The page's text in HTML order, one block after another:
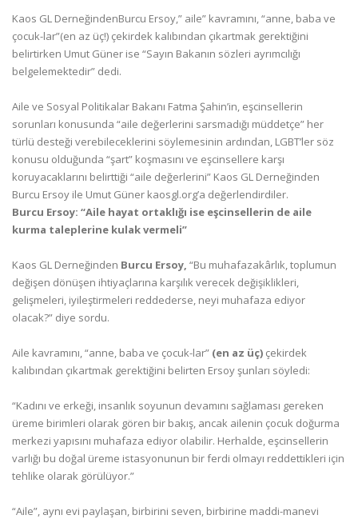
Kaos GL DerneğindenBurcu Ersoy,” aile” kavramını, “anne, baba ve
çocuk-lar”(en az üç!) çekirdek kalıbından çıkartmak gerektiğini
belirtirken Umut Güner ise “Sayın Bakanın sözleri ayrımcılığı
belgelemektedir” dedi.
Aile ve Sosyal Politikalar Bakanı Fatma Şahin’in, eşcinsellerin
sorunları konusunda “aile değerlerini sarsmadığı müddetçe” her
türlü desteği verebileceklerini söylemesinin ardından, LGBT’ler söz
konusu olduğunda “şart” koşmasını ve eşcinsellere karşı
koruyacaklarını belirttiği “aile değerlerini” Kaos GL Derneğinden
Burcu Ersoy ile Umut Güner kaosgl.org’a değerlendirdiler.
Burcu Ersoy: “Aile hayat ortaklığı ise eşcinsellerin de aile
kurma taleplerine kulak vermeli”
Kaos GL Derneğinden Burcu Ersoy, “Bu muhafazakârlık, toplumun
değişen dönüşen ihtiyaçlarına karşılık verecek değişiklikleri,
gelişmeleri, iyileştirmeleri reddederse, neyi muhafaza ediyor
olacak?” diye sordu.
Aile kavramını, “anne, baba ve çocuk-lar” (en az üç) çekirdek
kalıbından çıkartmak gerektiğini belirten Ersoy şunları söyledi:
“Kadını ve erkeği, insanlık soyunun devamını sağlaması gereken
üreme birimleri olarak gören bir bakış, ancak ailenin çocuk doğurma
merkezi yapısını muhafaza ediyor olabilir. Herhalde, eşcinsellerin
varlığı bu doğal üreme istasyonunun bir ferdi olmayı reddettikleri için
tehlike olarak görülüyor.”
“Aile”, aynı evi paylaşan, birbirini seven, birbirine maddi-manevi